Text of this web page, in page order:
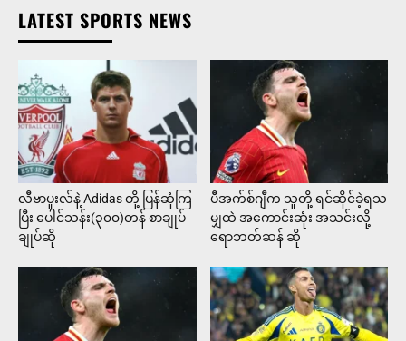
LATEST SPORTS NEWS
လီဗာပူးလ်နဲ့ Adidas တို့ ပြန်ဆုံကြ
ပြီး ပေါင်သန်း(၃၀၀)တန် စာချုပ်
ချုပ်ဆို
ပီအက်စ်ဂျီက သူတို့ ရင်ဆိုင်ခဲ့ရသ
မျှထဲ အကောင်းဆုံး အသင်းလို့
ရောဘတ်ဆန် ဆို